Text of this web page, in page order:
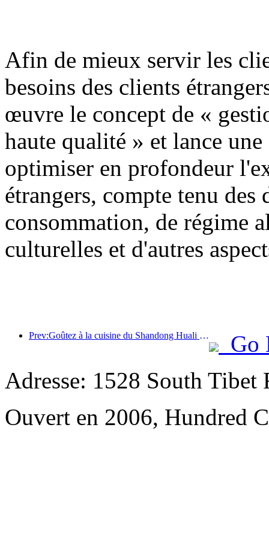
Afin de mieux servir les
besoins des clients
œuvre le concept de «
haute qualité » et lance
optimiser en profondeur
étrangers, compte tenu des
consommation, de régime
culturelles et d'autres
Prev:Goûtez à la cuisine du Shandong Huali Feast Saison 2 : 2024 Wanda Hotels National Linkage Shandong Cuisine Heritage Tour officiellement lancé
Go
Adresse: 1528 South Tibet
Ouvert en 2006, Hundred